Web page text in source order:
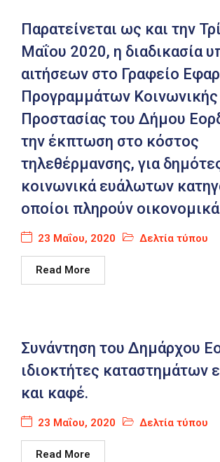
Παρατείνεται ως και την
Μαΐου 2020, η διαδικασία
αιτήσεων στο Γραφείο
Προγραμμάτων Κοινωνικής
Προστασίας του Δήμου
την έκπτωση στο κόστος
τηλεθέρμανσης, για
κοινωνικά ευάλωτων
οποίοι πληρούν οικονομικά
23 Μαΐου, 2020 Δελτία τύπου
Read More
Συνάντηση του Δημάρχου
ιδιοκτήτες καταστημάτων
και καφέ.
23 Μαΐου, 2020 Δελτία τύπου
Read More